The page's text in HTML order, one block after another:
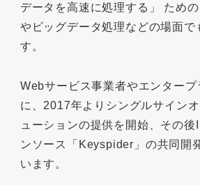
データを高速に処理する」 ため
やビッグデータ処理などの場面で
す。
Webサービス事業者やエンタープ
に、2017年よりシングルサイン
ューションの提供を開始、その
ンソース「Keyspider」の共同開
います。